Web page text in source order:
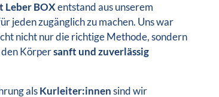
Leber BOXentstand aus unserem
jeden zugänglich zu machen. Uns war
nicht nur die richtige Methode, sondern
Körpersanft und zuverlässig
alsKurleiter:innensind wir